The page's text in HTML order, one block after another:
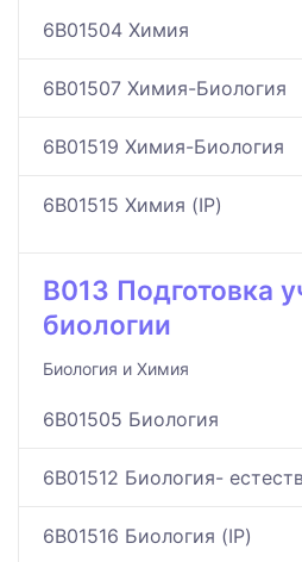
6B01504 Химия
6B01507 Химия-Биология
6B01519 Химия-Биология
6B01515 Химия (IP)
B013 Подготовка
биологии
Биология и Химия
6B01505 Биология
6B01512 Биология-
6B01516 Биология (IP)